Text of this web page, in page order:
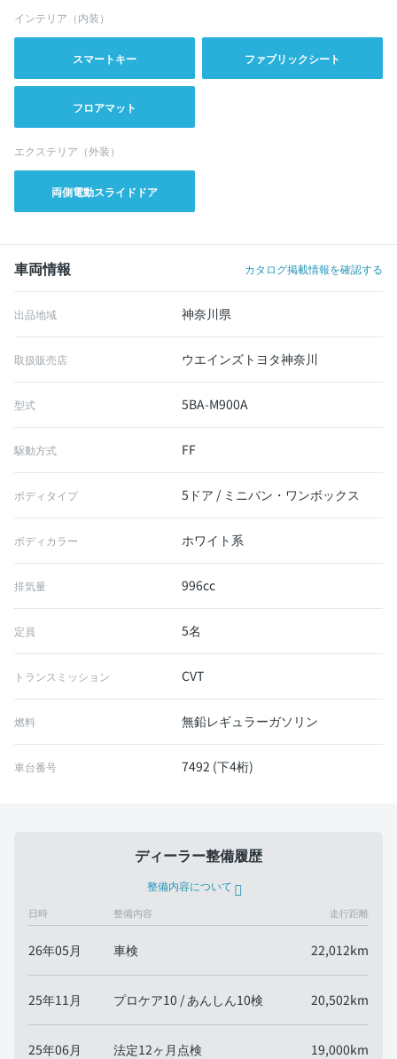
インテリア（内装）
スマートキー ファブリックシート
フロアマット
エクステリア（外装）
両側電動スライドドア
車両情報 カタログ掲載情報を確認する
出品地域 神奈川県
取扱販売店 ウエインズトヨタ神奈川
型式 5BA-M900A
駆動方式 FF
ボディタイプ 5ドア / ミニバン・ワンボックス
ボディカラー ホワイト系
排気量 996cc
定員 5名
トランスミッション CVT
燃料 無鉛レギュラーガソリン
車台番号 7492 (下4桁)
ディーラー整備履歴
整備内容について
日時 整備内容 走行距離
26年05月 車検 22,012km
25年11月 プロケア10 / あんしん10検 20,502km
25年06月 法定12ヶ月点検 19,000km